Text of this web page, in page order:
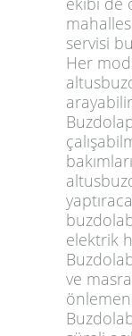
servisi
Her
elektrik
ve